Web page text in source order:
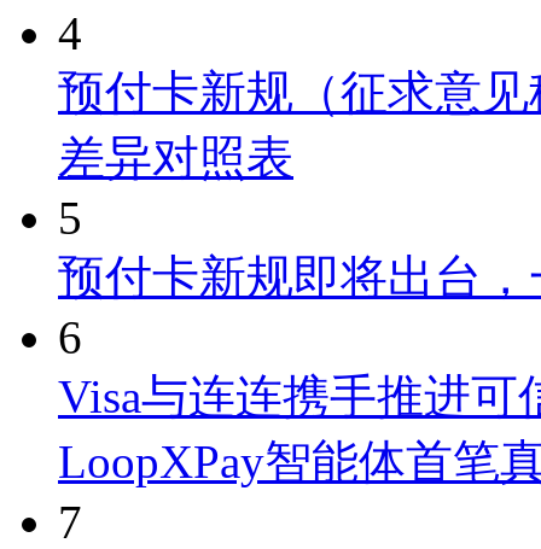
4
预付卡新规（征求意
差异对照表
5
预付卡新规即将出台
6
Visa与连连携手推进
LoopXPay智能体首笔
7